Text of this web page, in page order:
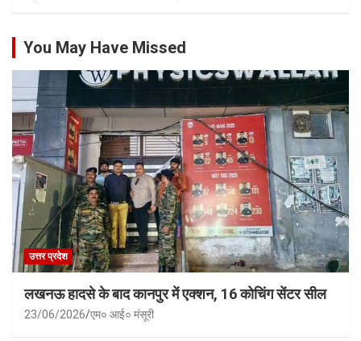
You May Have Missed
उत्तर प्रदेश
लखनऊ हादसे के बाद कानपुर में एक्शन, 16 कोचिंग सेंटर सील
23/06/2026 एम० आई० मंसूरी